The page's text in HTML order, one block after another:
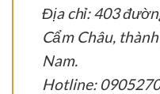
Địa chỉ: 403
Cẩm Châu,
Nam.
Hotline: